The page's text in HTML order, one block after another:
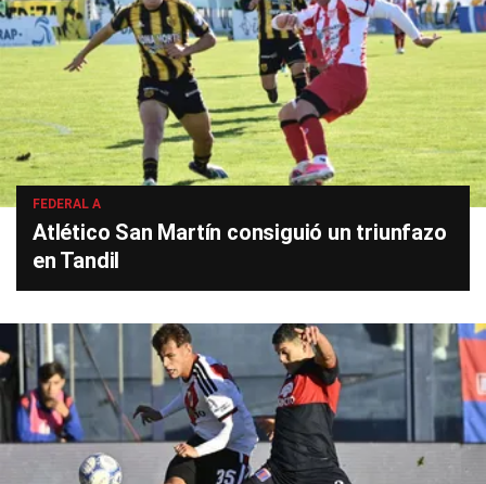
FEDERAL A
Atlético San Martín consiguió un triunfazo
en Tandil